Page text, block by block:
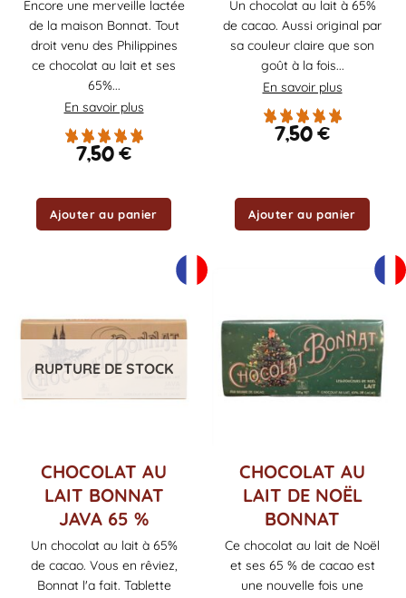
Encore une merveille lactée
de la maison Bonnat. Tout
droit venu des Philippines
ce chocolat au lait et ses
65%...
En savoir plus
7,50€
Ajouter au panier
Un chocolat au lait à 65%
de cacao. Aussi original par
sa couleur claire que son
goût à la fois...
En savoir plus
7,50€
Ajouter au panier
RUPTURE DE STOCK
CHOCOLAT AU
LAIT BONNAT
JAVA 65 %
Un chocolat au lait à 65%
de cacao. Vous en rêviez,
Bonnat l'a fait. Tablette
CHOCOLAT AU
LAIT DE NOËL
BONNAT
Ce chocolat au lait de Noël
et ses 65 % de cacao est
une nouvelle fois une